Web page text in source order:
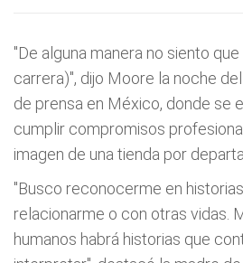
"De alguna manera no siento
carrera)", dijo Moore la noche
de prensa en México, donde se
cumplir compromisos
imagen de una tienda por
"Busco reconocerme en
relacionarme o con otras vidas.
humanos habrá historias que